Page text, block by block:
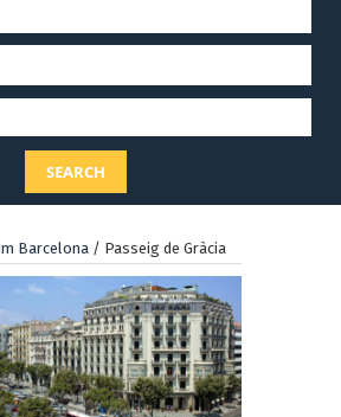
SEARCH
Barcelona / Passeig de Gràcia